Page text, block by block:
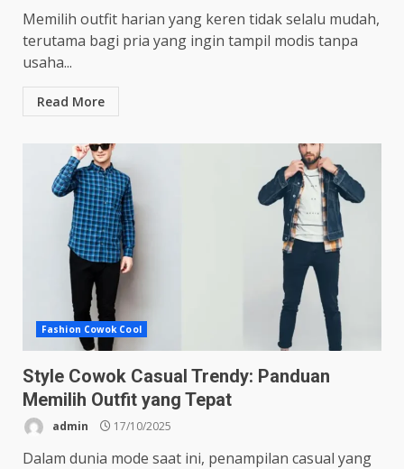
Memilih outfit harian yang keren tidak selalu mudah,
terutama bagi pria yang ingin tampil modis tanpa
usaha...
Read More
Fashion Cowok Cool
Style Cowok Casual Trendy: Panduan
Memilih Outfit yang Tepat
admin 17/10/2025
Dalam dunia mode saat ini, penampilan casual yang